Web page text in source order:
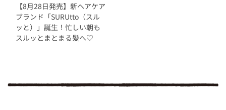
【8月28日発売】新ヘアケア
ブランド「SURUtto（スル
ッと）」誕生！忙しい朝も
スルッとまとまる髪へ♡